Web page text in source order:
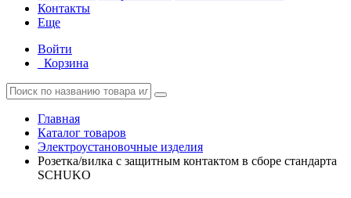
Контакты
Еще
Войти
Корзина
Главная
Каталог товаров
Электроустановочные изделия
Розетка/вилка с защитным контактом в сборе стандарта
SCHUKO